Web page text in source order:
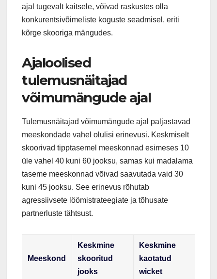
ajal tugevalt kaitsele, võivad raskustes olla
konkurentsivõimeliste koguste seadmisel, eriti
kõrge skooriga mängudes.
Ajaloolised
tulemusnäitajad
võimumängude ajal
Tulemusnäitajad võimumängude ajal paljastavad
meeskondade vahel olulisi erinevusi. Keskmiselt
skoorivad tipptasemel meeskonnad esimeses 10
üle vahel 40 kuni 60 jooksu, samas kui madalama
taseme meeskonnad võivad saavutada vaid 30
kuni 45 jooksu. See erinevus rõhutab
agressiivsete löömistrateegiate ja tõhusate
partnerluste tähtsust.
Meeskond
Keskmine
skooritud
jooks
Keskmine
kaotatud
wicket